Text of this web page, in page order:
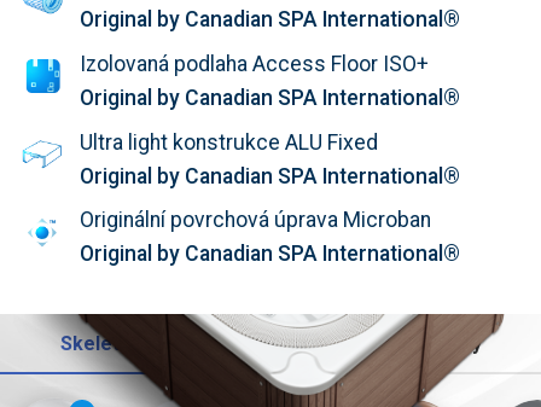
Original by Canadian SPA International®
Izolovaná podlaha Access Floor ISO+
Original by Canadian SPA International®
Ultra light konstrukce ALU Fixed
Original by Canadian SPA International®
Originální povrchová úprava Microban
Original by Canadian SPA International®
Skelet Opláštění Trysky